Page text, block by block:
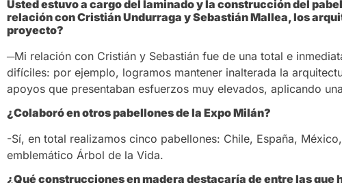
Usted estuvo a cargo del laminado y la construcción del
relación con Cristián Undurraga y Sebastián Mallea, los
proyecto?
─Mi relación con Cristián y Sebastián fue de una total e
difíciles: por ejemplo, logramos mantener inalterada la
apoyos que presentaban esfuerzos muy elevados, aplicando
¿Colaboró en otros pabellones de la Expo Milán?
-Sí, en total realizamos cinco pabellones: Chile, España,
emblemático Árbol de la Vida.
¿Qué construcciones en madera destacaría de entre las que